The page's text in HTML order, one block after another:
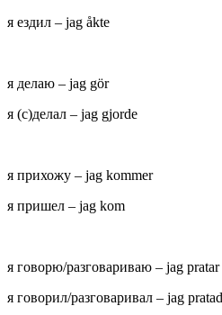
я ездил – jag åkte
я делаю – jag gör
я (с)делал – jag gjorde
я прихожу – jag kommer
я пришел – jag kom
я говорю/разговариваю – jag pratar
я говорил/разговаривал – jag